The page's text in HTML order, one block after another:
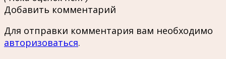
Добавить комментарий
Для отправки комментария вам необходимо
авторизоваться.